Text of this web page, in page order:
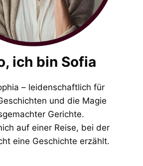
ich bin Sofia
– leidenschaftlich für
und die Magie
Gerichte.
auf einer Reise, bei der
eine Geschichte erzählt.